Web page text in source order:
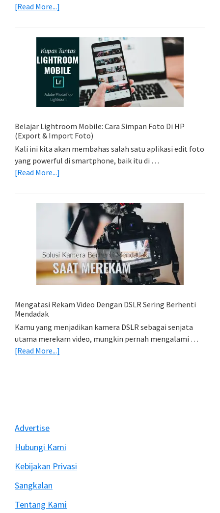
[Read More...]
Sederhana:
Memadukan
Foto
Light
Trail
Dengan
Belajar Lightroom Mobile: Cara Simpan Foto Di HP
(Export & Import Foto)
Kali ini kita akan membahas salah satu aplikasi edit foto
yang powerful di smartphone, baik itu di …
[Read More...]
Mobile:
Cara
Simpan
Foto
Di
HP
(Export
Import
Mengatasi Rekam Video Dengan DSLR Sering Berhenti
Mendadak
Kamu yang menjadikan kamera DSLR sebagai senjata
utama merekam video, mungkin pernah mengalami …
[Read More...]
Mendadak
Footer
Advertise
Hubungi Kami
Kebijakan Privasi
Sangkalan
Tentang Kami